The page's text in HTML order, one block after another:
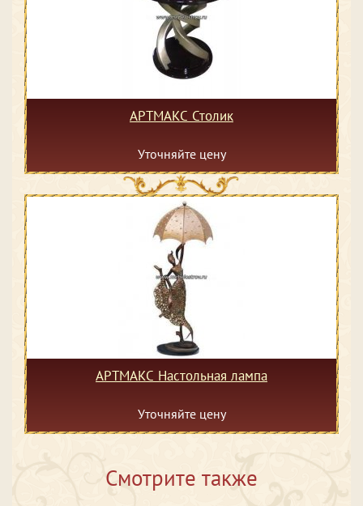
АРТМАКС Столик
Уточняйте цену
АРТМАКС Настольная лампа
Уточняйте цену
Смотрите также